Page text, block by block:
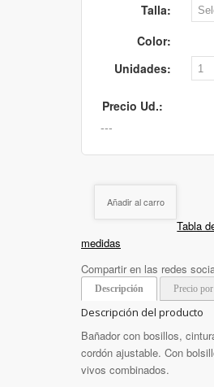
Talla:
Color:
Unidades:
Precio Ud.:
Añadir al carro
Tabla
medidas
Compartir en las redes
Descripción Precio
Descripción del producto
Bañador con bosillos,
cordón ajustable. Con
vivos combinados.